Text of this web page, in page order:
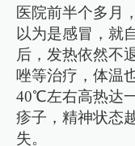
医院前半个多月
以为是感冒，就
后，发热依然不
唑等治疗，体温
40℃左右高热达
疹子，精神状态
失。